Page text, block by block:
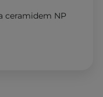
ceramidem NP